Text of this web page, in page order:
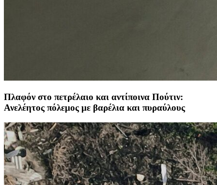
Πλαφόν στο πετρέλαιο και αντίποινα Πούτιν:
Ανελέητος πόλεμος με βαρέλια και πυραύλους